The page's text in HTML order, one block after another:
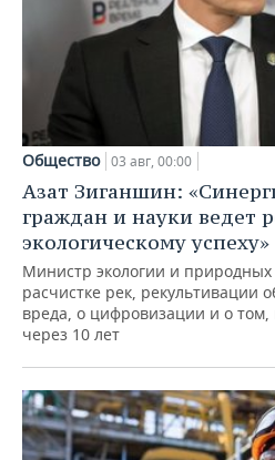
Общество 03 авг, 00:00
Азат Зиганшин:
граждан и науки ведет
экологическому успеху»
Министр экологии и
расчистке рек, рекультивации
вреда, о цифровизации и о том,
через 10 лет